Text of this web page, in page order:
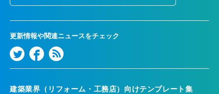
更新情報や関連ニュースをチェック
建築業界（リフォーム・工務店）向けテンプレート集